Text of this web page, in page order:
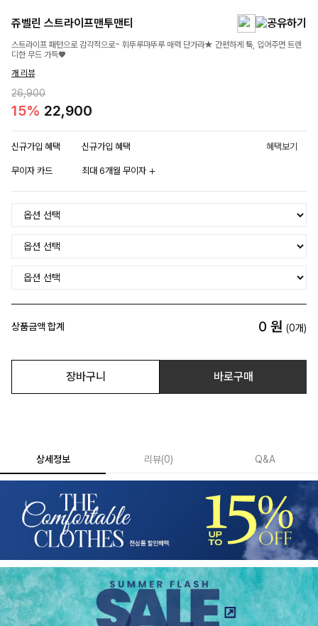
쥬벨린 스트라이프맨투맨티
스트라이프 패턴으로 감각적으로~ 휘뚜루마뚜루 매력 단가라★ 간편하게 툭, 입어주면 트렌
디한 무드 가득♥
개 리뷰
26,900
15% 22,900
신규가입 혜택 신규가입 혜택 혜택보기
무이자 카드 최대 6개월 무이자
상품금액 합계 0 원 (0개)
장바구니 바로구매
상세정보 리뷰(0) Q&A